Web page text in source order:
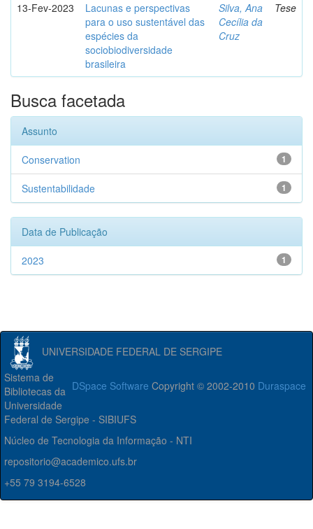
13-Fev-2023
Lacunas e perspectivas
para o uso sustentável das
espécies da
sociobiodiversidade
brasileira
Silva, Ana
Cecília da
Cruz
Tese
Busca facetada
Assunto
1
Conservation
1
Sustentabilidade
Data de Publicação
1
2023
UNIVERSIDADE FEDERAL DE SERGIPE
DSpace Software Copyright © 2002-2010 Duraspace
Sistema de
Bibliotecas da
Universidade
Federal de Sergipe - SIBIUFS
Núcleo de Tecnologia da Informação - NTI
repositorio@academico.ufs.br
+55 79 3194-6528